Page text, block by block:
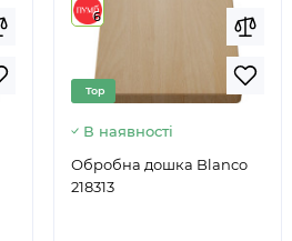
6
Top
В наявності
Обробна дошка Blanco
218313